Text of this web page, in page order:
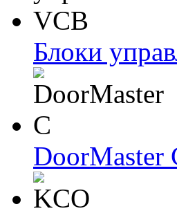
Блоки
DoorMaster